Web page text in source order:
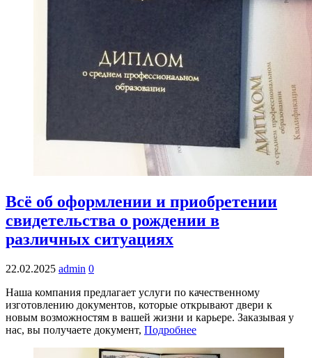
Всё об оформлении и приобретении
свидетельства о рождении в
различных ситуациях
22.02.2025 admin 0
Наша компания предлагает услуги по качественному
изготовлению документов, которые открывают двери к
новым возможностям в вашей жизни и карьере. Заказывая у
нас, вы получаете документ, Подробнее